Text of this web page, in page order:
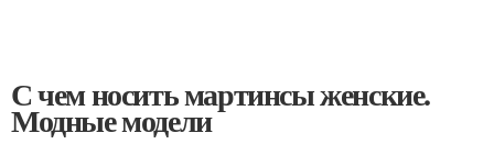
С чем носить мартинсы женские.
Модные модели